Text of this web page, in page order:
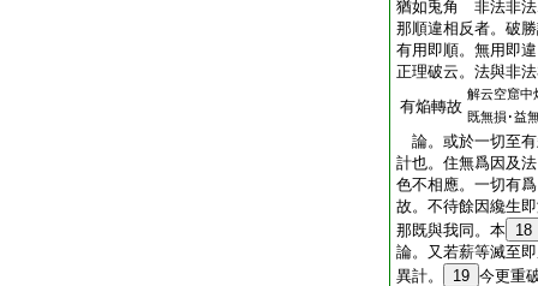
猶如兎角 非法非法
那順違相反者。破
有用即順。無用即
正理破云。法與非
有焔轉故
解云空窟中
既無損･益
論。或於一切至
計也。住無爲因及
色不相應。一切有
故。不待餘因纔生
那既與我同。本 18
論。又若薪等滅至
異計。
19 今更重